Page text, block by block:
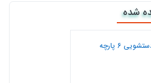
می شود.پرسلان جایگزینی زیبا و
محصول جدیدترین تکنولوژِی
ویژگی های پرسلان:
شده